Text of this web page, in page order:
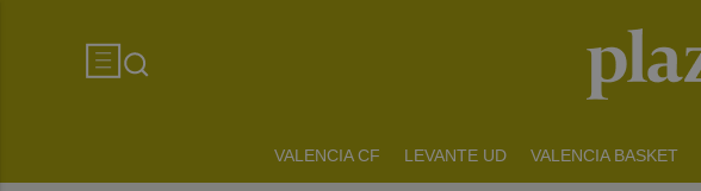
VALENCIA CF LEVANTE UD VALENCIA BASKET